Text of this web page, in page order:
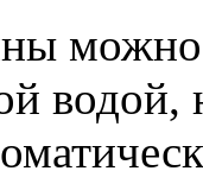
можно
водой,